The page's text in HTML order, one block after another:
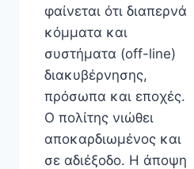
φαίνεται ότι διαπερνά
κόμματα και
συστήματα (off-line)
διακυβέρνησης,
πρόσωπα και εποχές.
Ο πολίτης νιώθει
αποκαρδιωμένος και
σε αδιέξοδο. Η άποψη